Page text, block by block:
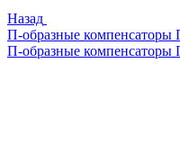
Назад
П-образные
П-образные